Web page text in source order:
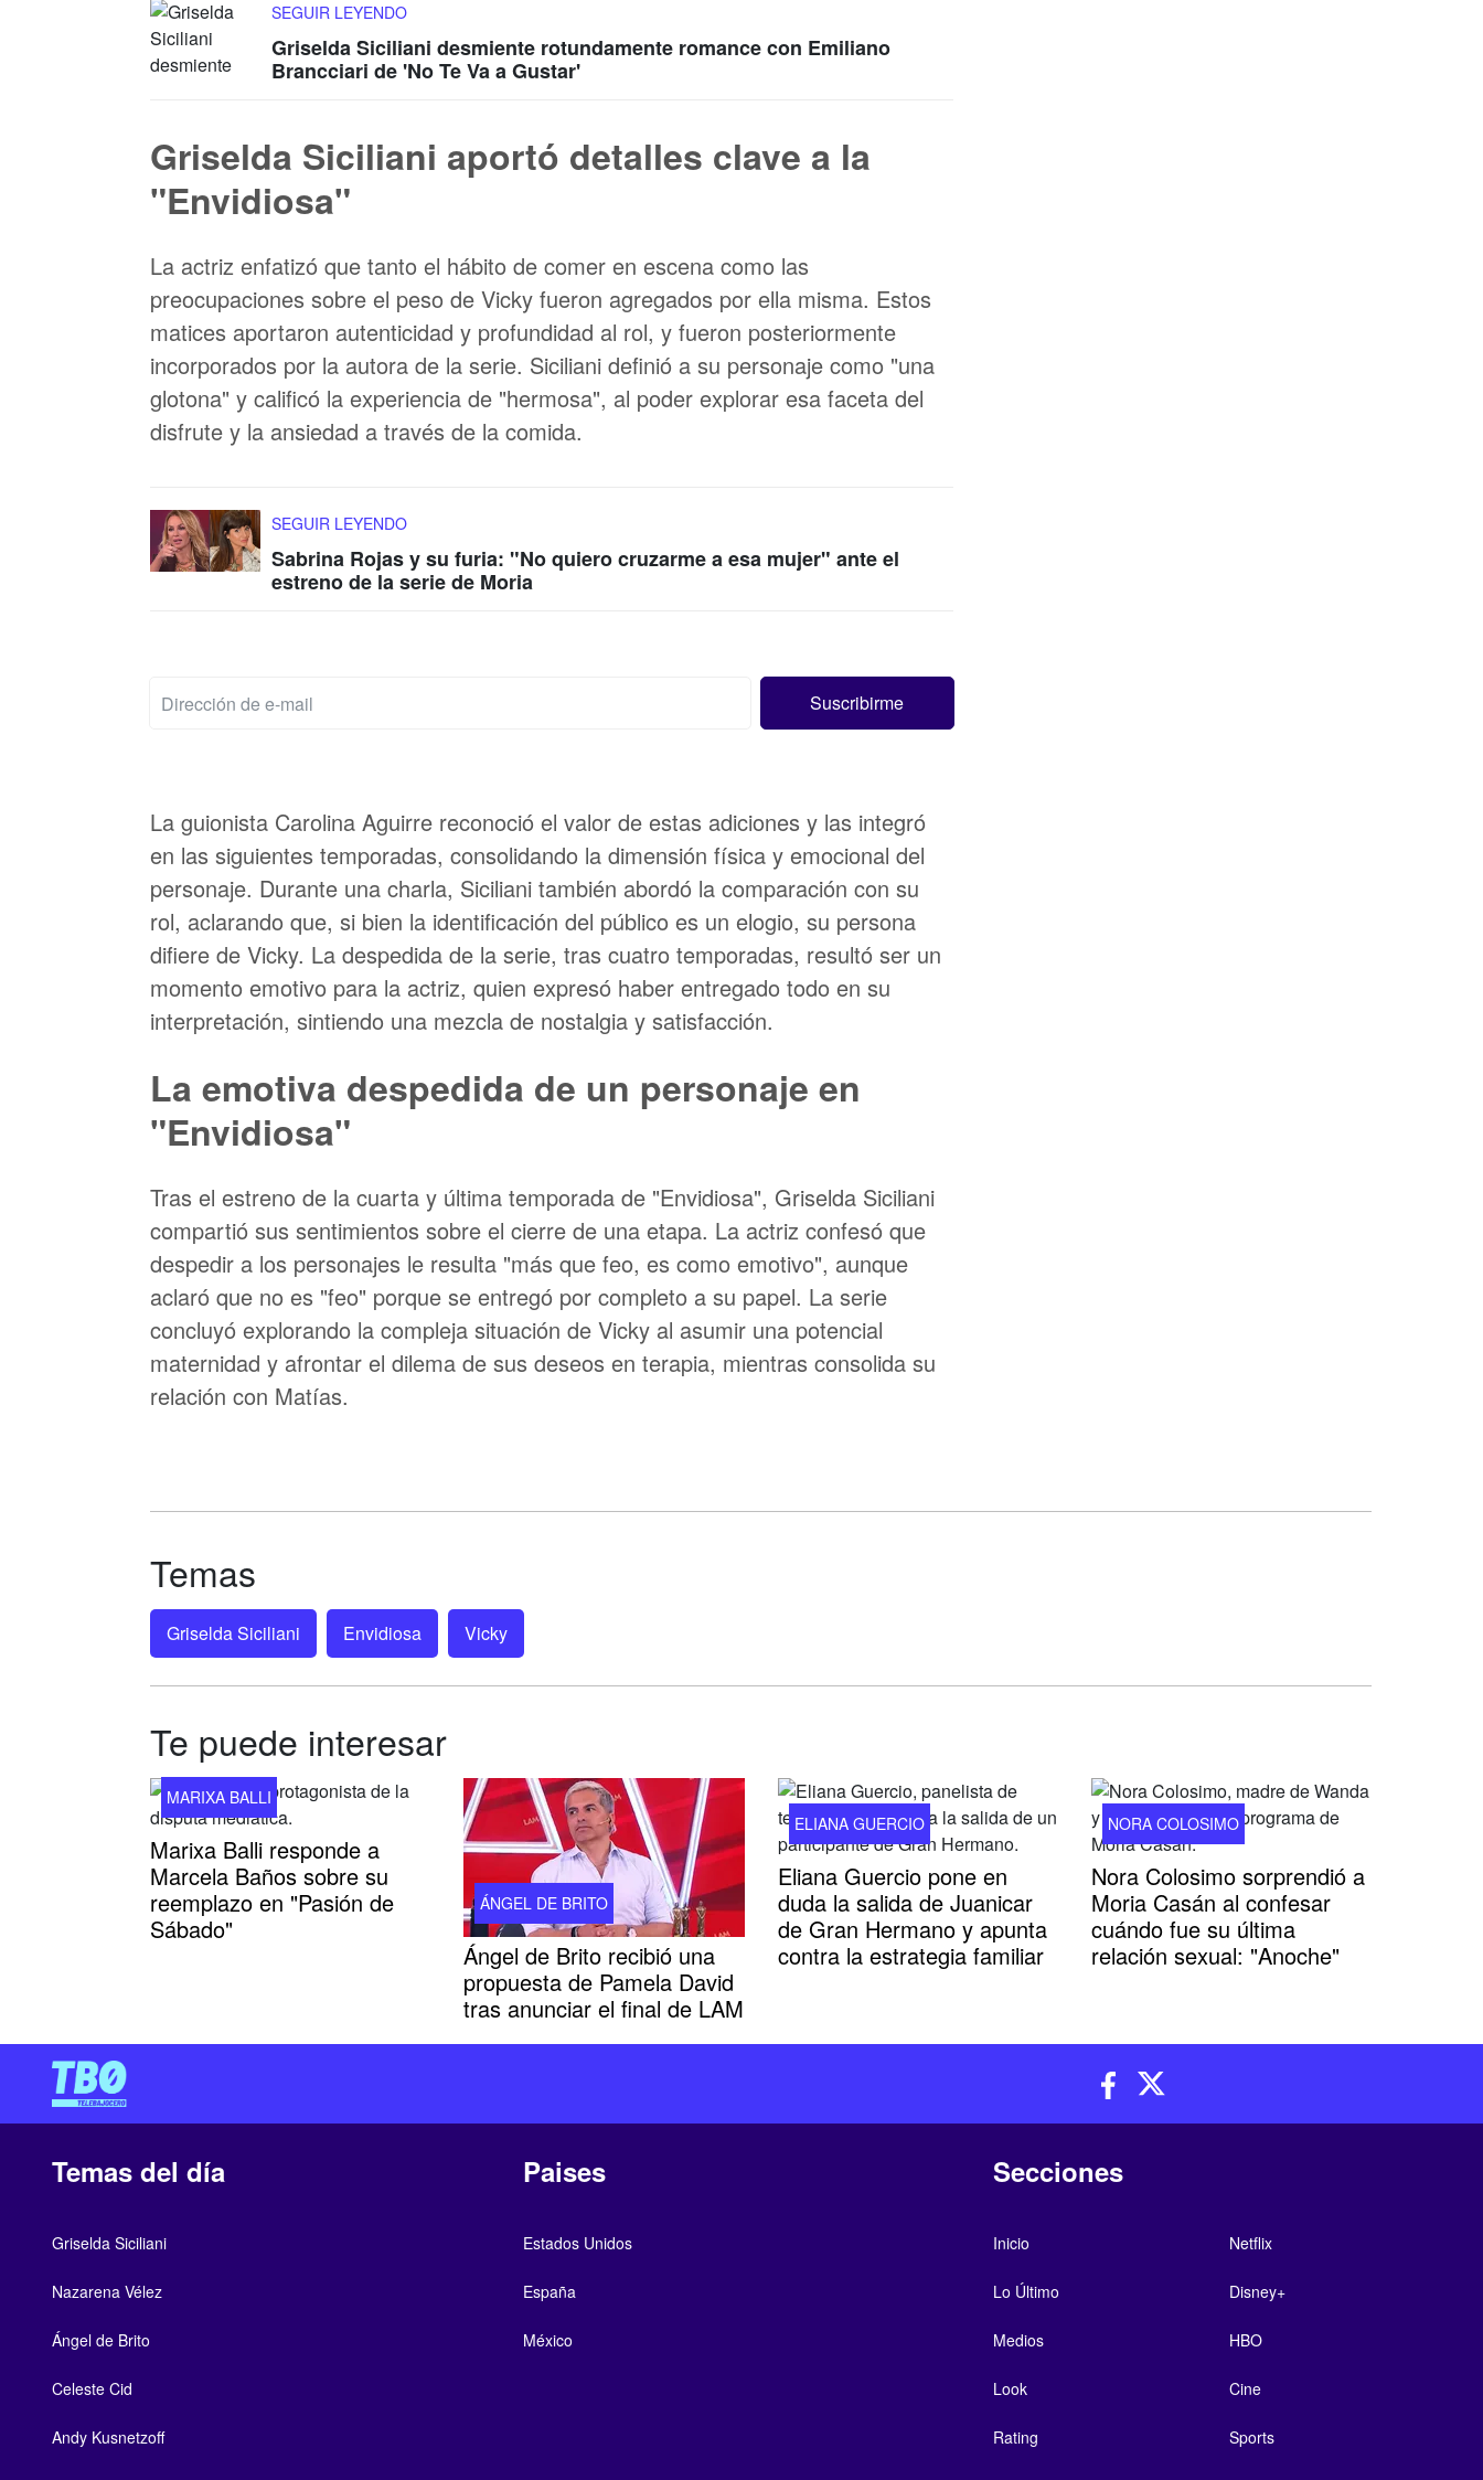
SEGUIR LEYENDO
Griselda Siciliani desmiente rotundamente romance con Emiliano
Brancciari de 'No Te Va a Gustar'
Griselda Siciliani aportó detalles clave a la
"Envidiosa"
La actriz enfatizó que tanto el hábito de comer en escena como las
preocupaciones sobre el peso de Vicky fueron agregados por ella misma. Estos
matices aportaron autenticidad y profundidad al rol, y fueron posteriormente
incorporados por la autora de la serie. Siciliani definió a su personaje como "una
glotona" y calificó la experiencia de "hermosa", al poder explorar esa faceta del
disfrute y la ansiedad a través de la comida.
SEGUIR LEYENDO
Sabrina Rojas y su furia: "No quiero cruzarme a esa mujer" ante el
estreno de la serie de Moria
La guionista Carolina Aguirre reconoció el valor de estas adiciones y las integró
en las siguientes temporadas, consolidando la dimensión física y emocional del
personaje. Durante una charla, Siciliani también abordó la comparación con su
rol, aclarando que, si bien la identificación del público es un elogio, su persona
difiere de Vicky. La despedida de la serie, tras cuatro temporadas, resultó ser un
momento emotivo para la actriz, quien expresó haber entregado todo en su
interpretación, sintiendo una mezcla de nostalgia y satisfacción.
La emotiva despedida de un personaje en
"Envidiosa"
Tras el estreno de la cuarta y última temporada de "Envidiosa", Griselda Siciliani
compartió sus sentimientos sobre el cierre de una etapa. La actriz confesó que
despedir a los personajes le resulta "más que feo, es como emotivo", aunque
aclaró que no es "feo" porque se entregó por completo a su papel. La serie
concluyó explorando la compleja situación de Vicky al asumir una potencial
maternidad y afrontar el dilema de sus deseos en terapia, mientras consolida su
relación con Matías.
Temas
Griselda Siciliani Envidiosa Vicky
Te puede interesar
MARIXA BALLI
Marixa Balli responde a
Marcela Baños sobre su
reemplazo en "Pasión de
Sábado"
ÁNGEL DE BRITO
Ángel de Brito recibió una
propuesta de Pamela David
tras anunciar el final de LAM
ELIANA GUERCIO
Eliana Guercio pone en
duda la salida de Juanicar
de Gran Hermano y apunta
contra la estrategia familiar
NORA COLOSIMO
Nora Colosimo sorprendió a
Moria Casán al confesar
cuándo fue su última
relación sexual: "Anoche"
Temas del día
Griselda Siciliani
Nazarena Vélez
Ángel de Brito
Celeste Cid
Andy Kusnetzoff
Paises
Estados Unidos
España
México
Secciones
Inicio
Lo Último
Medios
Look
Rating
Netflix
Disney+
HBO
Cine
Sports